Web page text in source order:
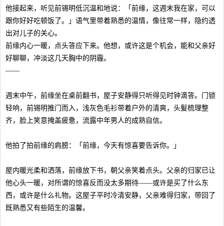
他接起来，听见前锡明低沉温和地说：「前缘，这週末我在家，可以
跟你好好吃顿饭了。」语气里带着熟悉的温情，像往常一样，隐约透
出对儿子的关心。
前缘内心一暖，点头答应下来。他想，或许这是个机会，能和父亲好
好聊聊，冲淡这几天胸中的阴霾。
——
週末中午，前缘坐在桌前翻书，屋子安静得只听得见时钟滴答。门锁
轻响，前锡明推门而入，浅灰色毛衫带着户外的清爽，头髮梳理整
齐，脸上笑意掩盖疲惫，流露中年男人的成熟自信。
他拍了拍前缘的肩膀：「前缘，今天有惊喜要告诉你。」
屋内暖光柔和洒落，前缘放下书，朝父亲笑着点头。父亲的归家已让
他心头一暖，对所谓的惊喜反而没太多期待——或许是买了什么东
西，或许是什么礼物。这屋子平时冷清安静，父亲难得归家，带回了
既熟悉又有些陌生的温馨。